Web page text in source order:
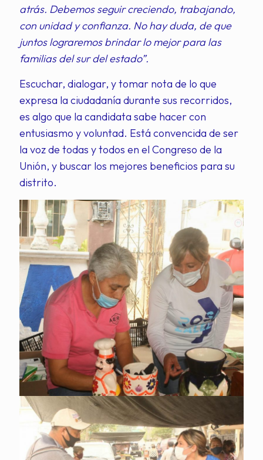
atrás. Debemos seguir creciendo, trabajando,
con unidad y confianza. No hay duda, de que
juntos lograremos brindar lo mejor para las
familias del sur del estado”.
Escuchar, dialogar, y tomar nota de lo que
expresa la ciudadanía durante sus recorridos,
es algo que la candidata sabe hacer con
entusiasmo y voluntad. Está convencida de ser
la voz de todas y todos en el Congreso de la
Unión, y buscar los mejores beneficios para su
distrito.